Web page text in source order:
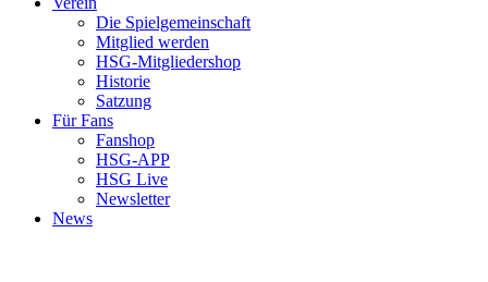
Die Spielgemeinschaft
Mitglied werden
HSG-Mitgliedershop
Historie
Satzung
Für Fans
Fanshop
HSG-APP
HSG Live
Newsletter
News